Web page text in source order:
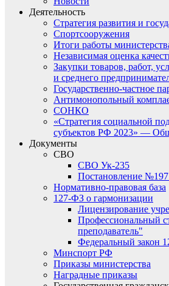
Деятельность
Стратегия развития и
Спортсооружения
Итоги работы
Независимая оценка
Закупки товаров, работ,
и среднего
Государственно-частное
Антимонопольный
СОНКО
«Стратегия социальной
субъектов РФ 2023» —
Документы
СВО
СВО Ук-235
Постановление
Нормативно-правовая база
127-ФЗ о гармонизации
Лицензирование
Профессиональный
преподаватель"
Федеральный закон
Минспорт РФ
Приказы министерства
Наградные приказы